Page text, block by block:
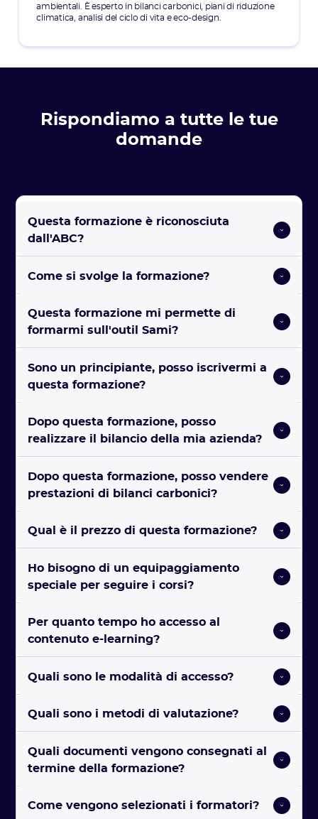
ambientali. È esperto in bilanci carbonici, piani di riduzione
climatica, analisi del ciclo di vita e eco-design.
Rispondiamo a tutte le tue
domande
Questa formazione è riconosciuta
dall'ABC?
Come si svolge la formazione?
Questa formazione mi permette di
formarmi sull'outil Sami?
Sono un principiante, posso iscrivermi a
questa formazione?
Dopo questa formazione, posso
realizzare il bilancio della mia azienda?
Dopo questa formazione, posso vendere
prestazioni di bilanci carbonici?
Qual è il prezzo di questa formazione?
Ho bisogno di un equipaggiamento
speciale per seguire i corsi?
Per quanto tempo ho accesso al
contenuto e-learning?
Quali sono le modalità di accesso?
Quali sono i metodi di valutazione?
Quali documenti vengono consegnati al
termine della formazione?
Come vengono selezionati i formatori?